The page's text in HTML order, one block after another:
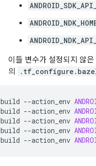
이들 변수가 설정되지 않
의
build --action_env
build --action_env
build --action_env
build --action_env
build --action_env